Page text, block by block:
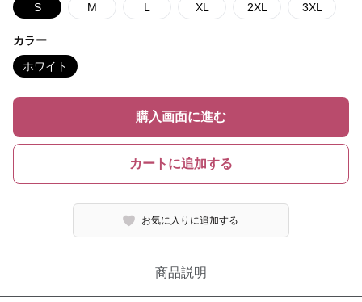
S M L XL 2XL 3XL
カラー
ホワイト
購入画面に進む
カートに追加する
お気に入りに追加する
商品説明